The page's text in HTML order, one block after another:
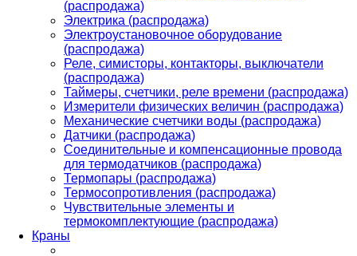
(распродажа)
Электрика (распродажа)
Электроустановочное оборудование
(распродажа)
Реле, симисторы, контакторы, выключатели
(распродажа)
Таймеры, счетчики, реле времени (распродажа)
Измерители физических величин (распродажа)
Механические счетчики воды (распродажа)
Датчики (распродажа)
Соединительные и компенсационные провода
для термодатчиков (распродажа)
Термопары (распродажа)
Термосопротивления (распродажа)
Чувствительные элементы и
термокомплектующие (распродажа)
Краны